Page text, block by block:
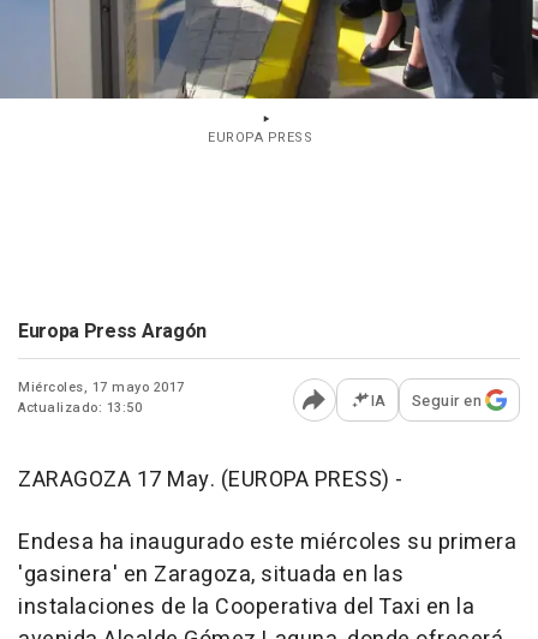
EUROPA PRESS
Europa Press Aragón
Miércoles, 17 mayo 2017
Actualizado: 13:50
Abrir opciones para
IA Seguir en
ZARAGOZA 17 May. (EUROPA PRESS) -
Endesa ha inaugurado este miércoles su primera
'gasinera' en Zaragoza, situada en las
instalaciones de la Cooperativa del Taxi en la